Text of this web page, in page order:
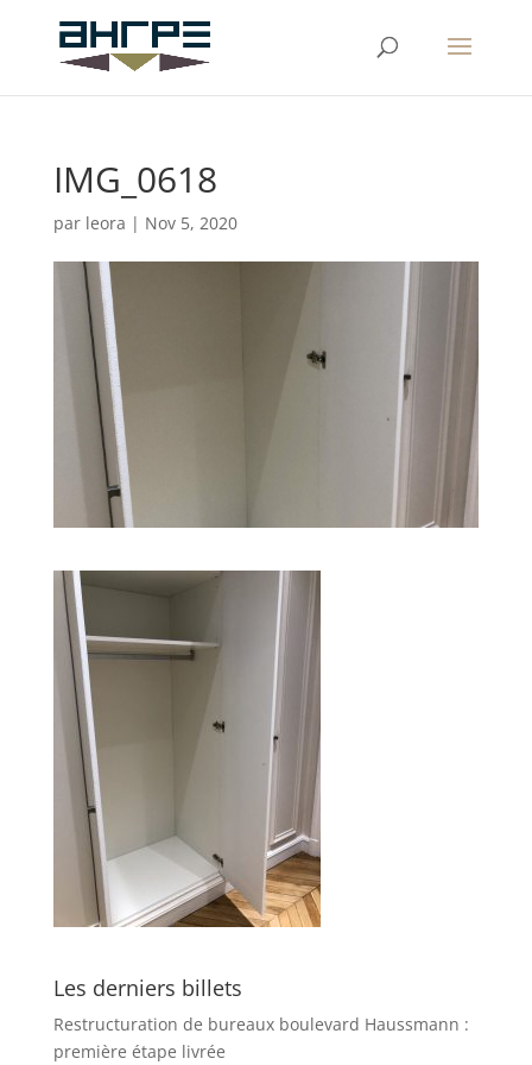
IMG_0618
par leora | Nov 5, 2020
Les derniers billets
Restructuration de bureaux boulevard Haussmann :
première étape livrée